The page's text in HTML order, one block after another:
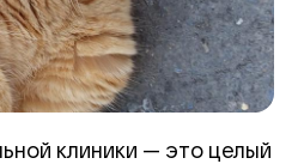
клиники — это целый